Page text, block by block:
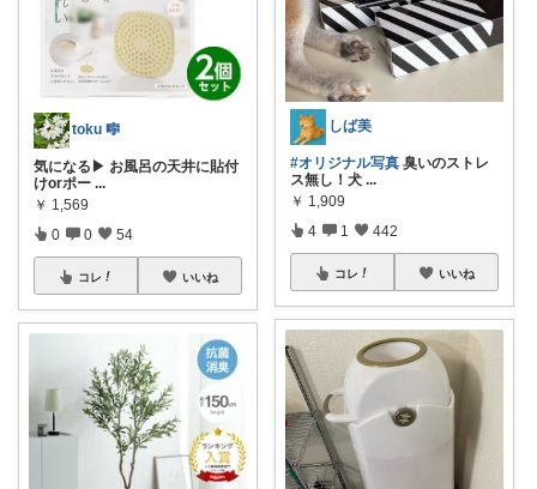
toku 🎼
気になる▶︎ お風呂の天井に貼付
けorポー ...
￥ 1,569
0 0 54
コレ いいね
しば美
#オリジナル写真 臭いのストレ
ス無し！犬 ...
￥ 1,909
4 1 442
コレ いいね